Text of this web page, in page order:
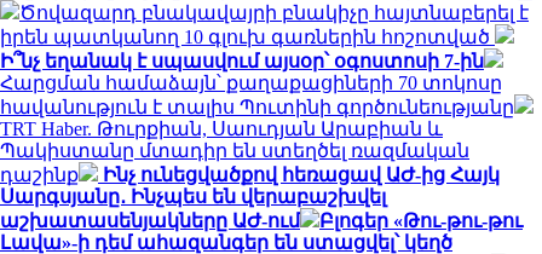
Ծովազարդ բնակավայրի բնակիչը հայտնաբերել է
իրեն պատկանող 10 գլուխ գառներին հոշոտված
Ի՞նչ եղանակ է սպասվում այսօր՝ օգոստոսի 7-ին
Հարցման համաձայն՝ քաղաքացիների 70 տոկոսը
հավանություն է տալիս Պուտինի գործունեությանը
TRT Haber. Թուրքիան, Սաուդյան Արաբիան և
Պակիստանը մտադիր են ստեղծել ռազմական
դաշինք
Ինչ ունեցվածքով հեռացավ ԱԺ-ից Հայկ
Սարգսյանը․ Ինչպես են վերաբաշխվել
աշխատասենյակները ԱԺ-ում
Բլոգեր «Թու-թու-թու
Լավա»-ի դեմ ահազանգեր են ստացվել՝ կեղծ